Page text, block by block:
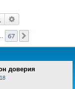
Поиск
67
доверия